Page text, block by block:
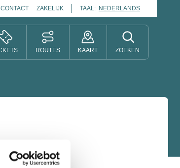
CONTACT ZAKELIJK TAAL: NEDERLANDS
ROUTES KAART ZOEKEN